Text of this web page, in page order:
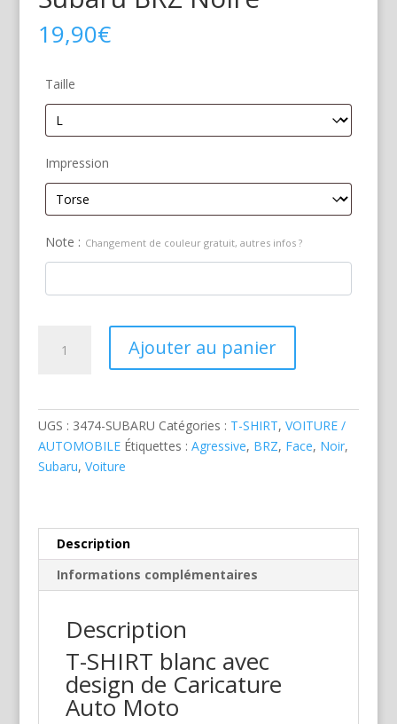
19,90€
Taille
Impression
Note : Changement de couleur gratuit, autres infos ?
Ajouter au panier
UGS : 3474-SUBARU Catégories : T-SHIRT, VOITURE /
AUTOMOBILE Étiquettes : Agressive, BRZ, Face, Noir,
Subaru, Voiture
Description
Informations complémentaires
Description
T-SHIRT blanc avec
design de Caricature
Auto Moto